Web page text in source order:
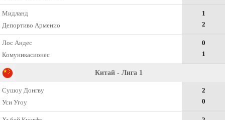
Мидланд
Депортиво Арменио
1
2
Лос Андес
Комуникасионес
0
1
Китай - Лига 1
Сушоу Донгву
Уси Угоу
2
0